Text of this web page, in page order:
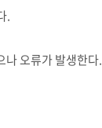
.
오류가 발생한다.